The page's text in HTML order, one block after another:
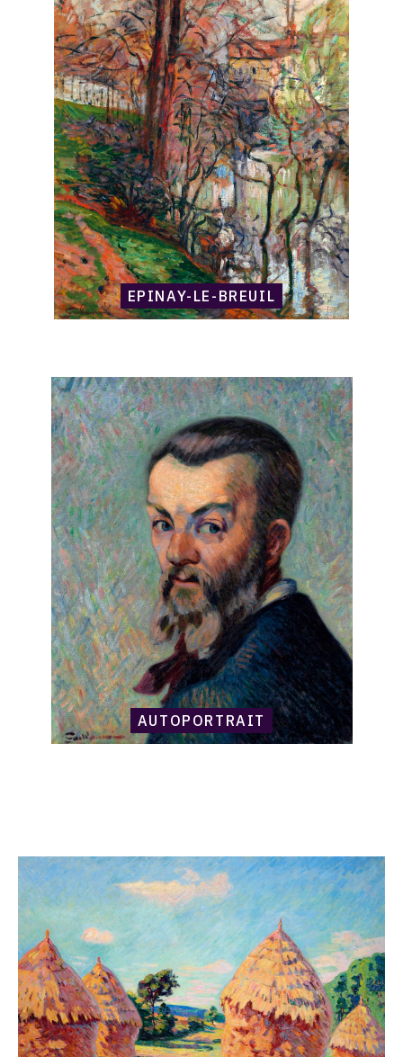
Armand
Guillaumin,
Epinay-
Breuil
EPINAY-LE-BREUIL
Catalogue
raisonné,
Armand
Guillaumin,
Autoportrait
AUTOPORTRAIT
Armand
Guillaumin,
Les
Meules